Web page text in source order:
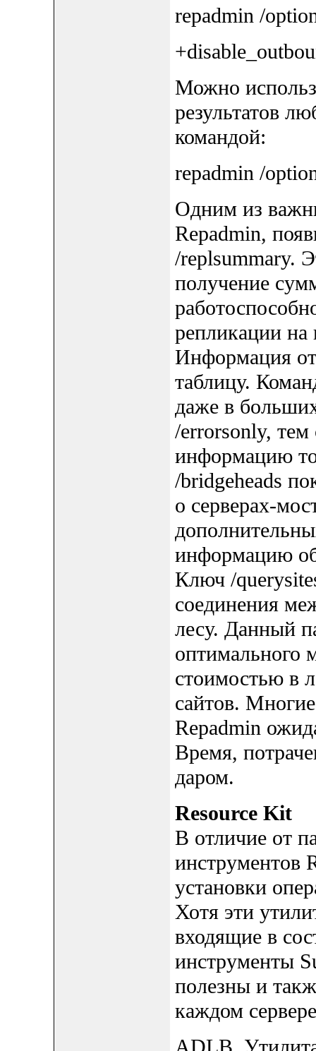
repadmin /
Можно
результатов
командой:
repadmin /
Одним из
Repadmin,
/replsummary.
получение
репликации на
Информация
таблицу.
даже в
/errorsonly,
информацию
/bridgeheads
о серверах-
информацию
Ключ /
соединения
лесу. Данный
оптимального
стоимостью в
сайтов.
Repadmin
Время,
даром.
Resource Kit
В отличие от
инструментов
установки
Хотя эти
входящие в
инструменты
полезны и
каждом